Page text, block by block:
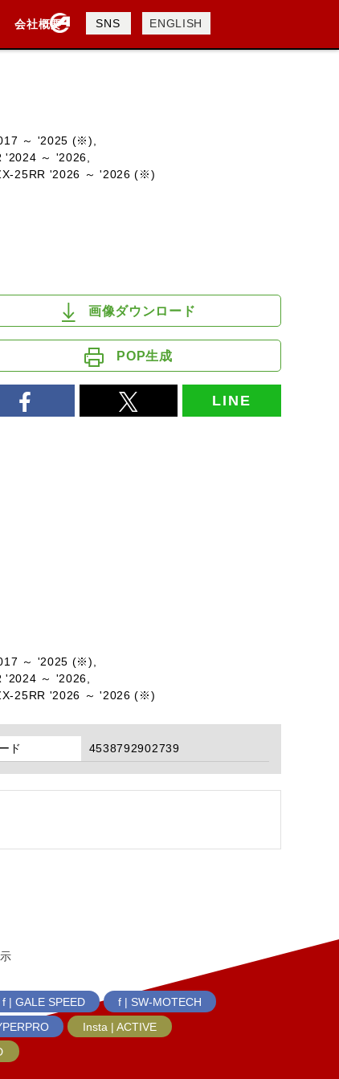
会社概要
会社概要
採用情報
SNS ENGLISH
KTM
～ '2025 (※),
'2024 ～ '2026,
25RR '2026 ～ '2026 (※)
画像ダウンロード
POP生成
LINE
～ '2025 (※),
'2024 ～ '2026,
25RR '2026 ～ '2026 (※)
ド 4538792902739
f | GALE SPEED
f | SW-MOTECH
Insta | ACTIVE